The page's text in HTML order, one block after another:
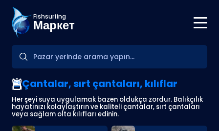
Fishsurfing
Маркет
Çantalar, sırt çantaları, kılıflar
Her şeyi suya uygulamak bazen oldukça zordur. Balıkçılık
hayatınızı kolaylaştırın ve kaliteli çantalar, sırt çantaları
veya sağlam olta kılıfları edinin.